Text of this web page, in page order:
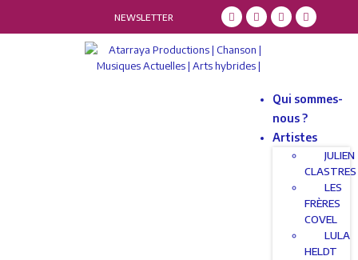
NEWSLETTER
Qui sommes-
nous ?
Artistes
JULIEN
CLASTRES
LES
FRÈRES
COVEL
LULA
HELDT